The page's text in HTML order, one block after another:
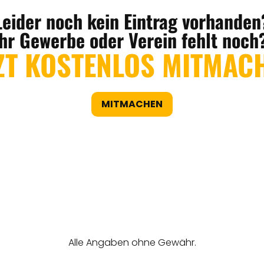
noch kein Eintrag
Gewerbe oder Verein fehlt
KOSTENLOS
MITMACHEN